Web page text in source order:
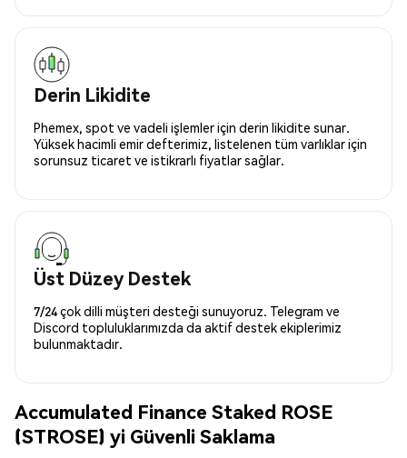
Derin Likidite
Phemex, spot ve vadeli işlemler için derin likidite sunar.
Yüksek hacimli emir defterimiz, listelenen tüm varlıklar için
sorunsuz ticaret ve istikrarlı fiyatlar sağlar.
Üst Düzey Destek
7/24 çok dilli müşteri desteği sunuyoruz. Telegram ve
Discord topluluklarımızda da aktif destek ekiplerimiz
bulunmaktadır.
Accumulated Finance Staked ROSE
(STROSE) yi Güvenli Saklama